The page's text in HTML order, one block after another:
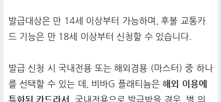
발급대상은 만 14세 이상부터 가능하며, 후불 교통카
드 기능은 만 18세 이상부터 신청할 수 있습니다.
발급 신청 시 국내전용 또는 해외겸용 (마스터) 중 하나
를 선택할 수 있는 데, 비바G 플래티늄은 해외 이용에
특화된 카드라서
, 국내전용으로 발급받을 경우, 별 의